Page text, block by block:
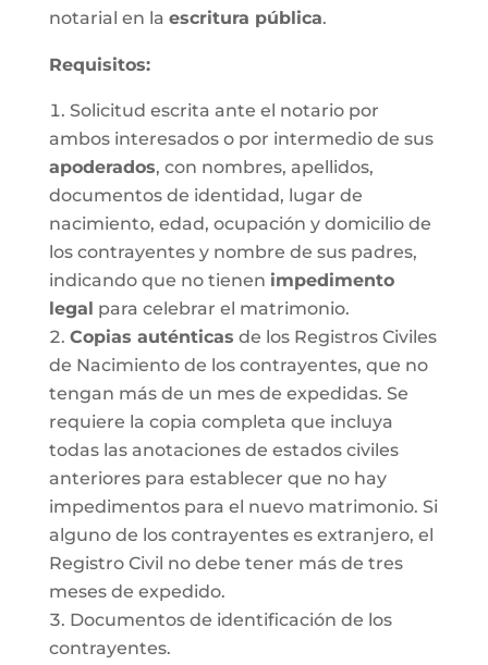
notarial en la escritura pública.
Requisitos:
Solicitud escrita ante el notario por
ambos interesados o por intermedio de sus
apoderados, con nombres, apellidos,
documentos de identidad, lugar de
nacimiento, edad, ocupación y domicilio de
los contrayentes y nombre de sus padres,
indicando que no tienen impedimento
legal para celebrar el matrimonio.
Copias auténticas de los Registros Civiles
de Nacimiento de los contrayentes, que no
tengan más de un mes de expedidas. Se
requiere la copia completa que incluya
todas las anotaciones de estados civiles
anteriores para establecer que no hay
impedimentos para el nuevo matrimonio. Si
alguno de los contrayentes es extranjero, el
Registro Civil no debe tener más de tres
meses de expedido.
Documentos de identificación de los
contrayentes.